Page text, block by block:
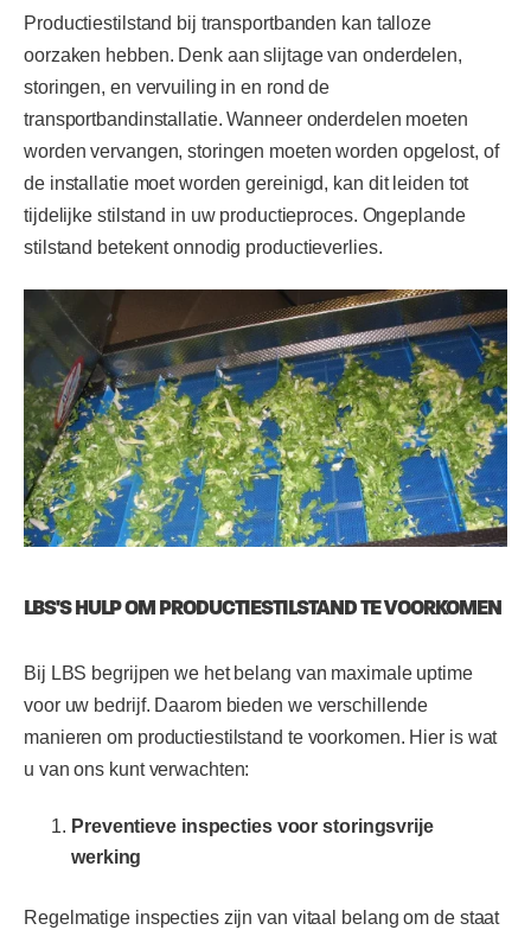
Productiestilstand bij transportbanden kan talloze
oorzaken hebben. Denk aan slijtage van onderdelen,
storingen, en vervuiling in en rond de
transportbandinstallatie. Wanneer onderdelen moeten
worden vervangen, storingen moeten worden opgelost, of
de installatie moet worden gereinigd, kan dit leiden tot
tijdelijke stilstand in uw productieproces. Ongeplande
stilstand betekent onnodig productieverlies.
LBS'S HULP OM PRODUCTIESTILSTAND TE VOORKOMEN
Bij LBS begrijpen we het belang van maximale uptime
voor uw bedrijf. Daarom bieden we verschillende
manieren om productiestilstand te voorkomen. Hier is wat
u van ons kunt verwachten:
Preventieve inspecties voor storingsvrije
werking
Regelmatige inspecties zijn van vitaal belang om de staat